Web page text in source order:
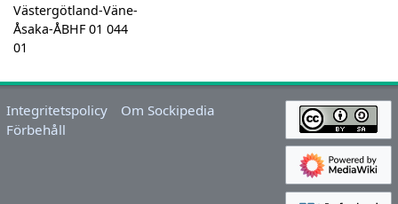
Västergötland-Väne-
Åsaka-ÅBHF 01 044
01
Integritetspolicy
Om Sockipedia
Förbehåll